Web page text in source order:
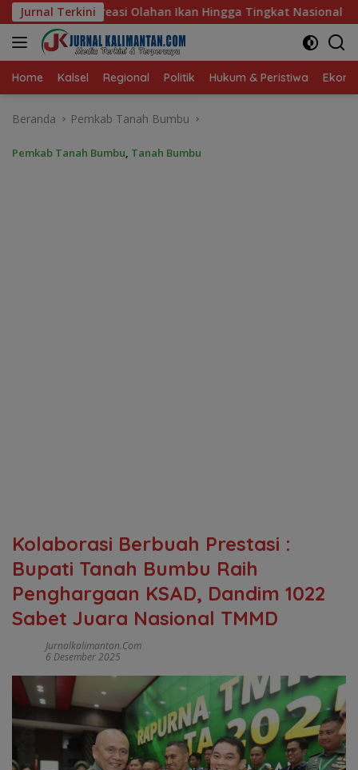
Langsung
ke
konten
Jurnal Terkini
Hingga Tingkat Nasional Pada Lomba Masak Serba Ikan
Home Kalsel Regional Politik Hukum & Peristiwa
Beranda Pemkab Tanah Bumbu
Pemkab Tanah Bumbu, Tanah Bumbu
Kolaborasi Berbuah Prestasi :
Bupati Tanah Bumbu Raih
Penghargaan KSAD, Dandim 1022
Sabet Juara Nasional TMMD
Jurnalkalimantan.com
6 Desember 2025